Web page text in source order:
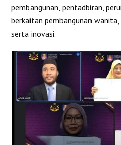
pembangunan, pentadbiran,
berkaitan pembangunan
serta inovasi.